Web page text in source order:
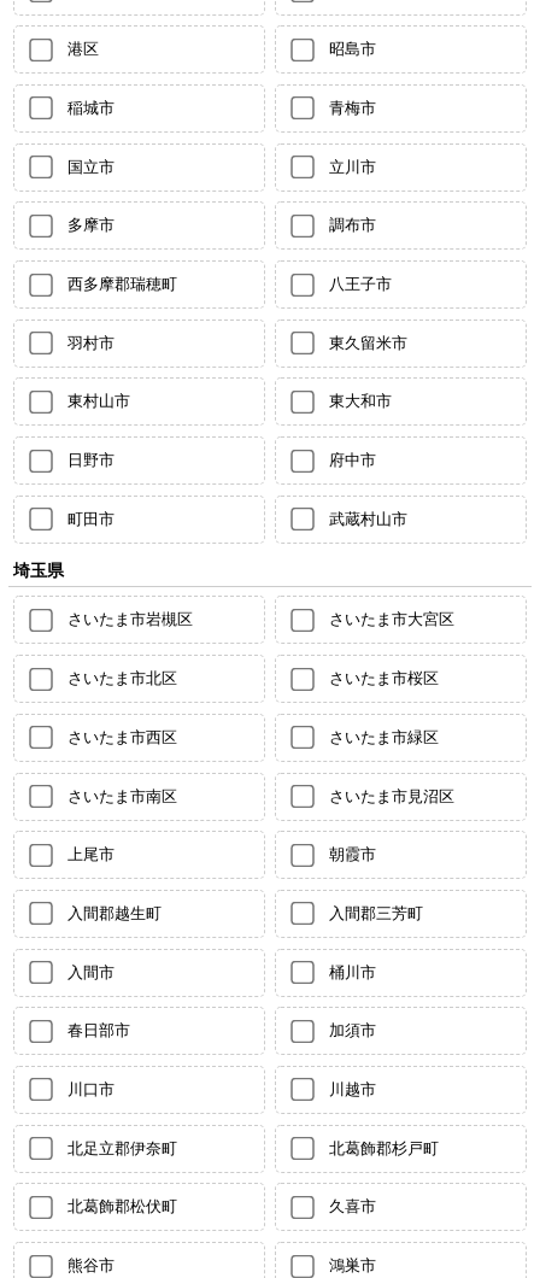
港区 昭島市
稲城市 青梅市
国立市 立川市
多摩市 調布市
西多摩郡瑞穂町 八王子市
羽村市 東久留米市
東村山市 東大和市
日野市 府中市
町田市 武蔵村山市
埼玉県
さいたま市岩槻区 さいたま市大宮区
さいたま市北区 さいたま市桜区
さいたま市西区 さいたま市緑区
さいたま市南区 さいたま市見沼区
上尾市 朝霞市
入間郡越生町 入間郡三芳町
入間市 桶川市
春日部市 加須市
川口市 川越市
北足立郡伊奈町 北葛飾郡杉戸町
北葛飾郡松伏町 久喜市
熊谷市 鴻巣市